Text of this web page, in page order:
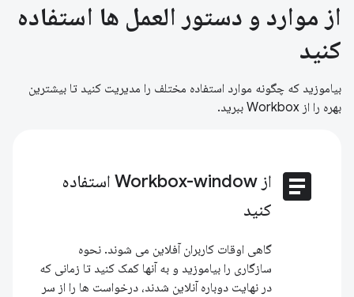
از موارد و دستور العمل ها استفاده
کنید
بیاموزید که چگونه موارد استفاده مختلف را مدیریت کنید تا بیشترین
بهره را از Workbox ببرید.
article
از Workbox-window استفاده
کنید
گاهی اوقات کاربران آفلاین می شوند. نحوه
سازگاری را بیاموزید و به آنها کمک کنید تا زمانی که
در نهایت دوباره آنلاین شدند، درخواست ها را از سر